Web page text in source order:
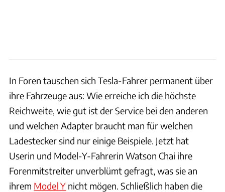
In Foren tauschen sich Tesla-Fahrer permanent über
ihre Fahrzeuge aus: Wie erreiche ich die höchste
Reichweite, wie gut ist der Service bei den anderen
und welchen Adapter braucht man für welchen
Ladestecker sind nur einige Beispiele. Jetzt hat
Userin und Model-Y-Fahrerin Watson Chai ihre
Forenmitstreiter unverblümt gefragt, was sie an
ihrem Model Y nicht mögen. Schließlich haben die